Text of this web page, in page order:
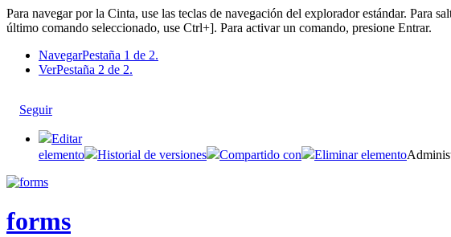
Para navegar por la Cinta, use las teclas de navegación del explorador estándar.
último comando seleccionado, use Ctrl+]. Para activar un comando, presione Entrar.
NavegarPestaña 1 de 2.
VerPestaña 2 de 2.
Seguir
Editar
elemento
Historial de versiones Compartido con Eliminar elemento
forms